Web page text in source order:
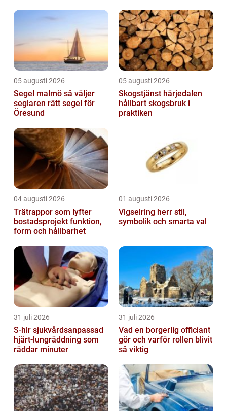
05 augusti 2026
Segel malmö så väljer
seglaren rätt segel för
Öresund
05 augusti 2026
Skogstjänst härjedalen
hållbart skogsbruk i
praktiken
04 augusti 2026
Trätrappor som lyfter
bostadsprojekt funktion,
form och hållbarhet
01 augusti 2026
Vigselring herr stil,
symbolik och smarta val
31 juli 2026
S-hlr sjukvårdsanpassad
hjärt-lungräddning som
räddar minuter
31 juli 2026
Vad en borgerlig officiant
gör och varför rollen blivit
så viktig